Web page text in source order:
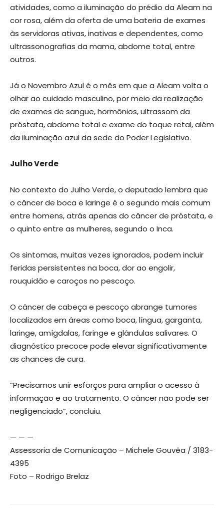
atividades, como a iluminação do prédio da Aleam na
cor rosa, além da oferta de uma bateria de exames
às servidoras ativas, inativas e dependentes, como
ultrassonografias da mama, abdome total, entre
outros.
Já o Novembro Azul é o mês em que a Aleam volta o
olhar ao cuidado masculino, por meio da realização
de exames de sangue, hormônios, ultrassom da
próstata, abdome total e exame do toque retal, além
da iluminação azul da sede do Poder Legislativo.
Julho Verde
No contexto do Julho Verde, o deputado lembra que
o câncer de boca e laringe é o segundo mais comum
entre homens, atrás apenas do câncer de próstata, e
o quinto entre as mulheres, segundo o Inca.
Os sintomas, muitas vezes ignorados, podem incluir
feridas persistentes na boca, dor ao engolir,
rouquidão e caroços no pescoço.
O câncer de cabeça e pescoço abrange tumores
localizados em áreas como boca, língua, garganta,
laringe, amígdalas, faringe e glândulas salivares. O
diagnóstico precoce pode elevar significativamente
as chances de cura.
“Precisamos unir esforços para ampliar o acesso à
informação e ao tratamento. O câncer não pode ser
negligenciado”, concluiu.
— — —
Assessoria de Comunicação – Michele Gouvêa / 3183-
4395
Foto – Rodrigo Brelaz